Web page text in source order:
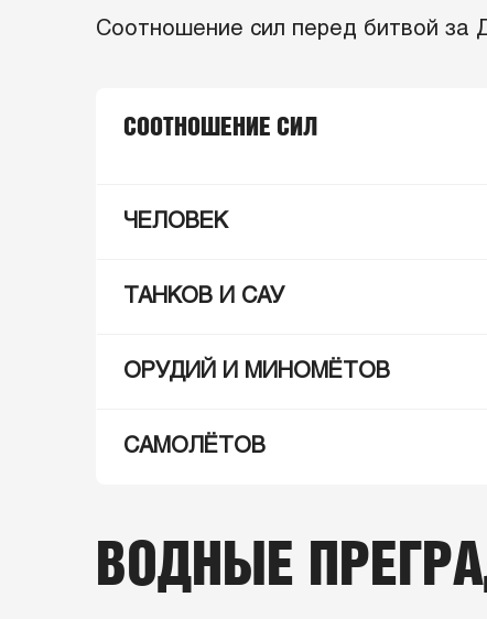
Соотношение сил перед битвой за
СООТНОШЕНИЕ СИЛ
ЧЕЛОВЕК
ТАНКОВ И САУ
ОРУДИЙ И МИНОМЁТОВ
САМОЛЁТОВ
ВОДНЫЕ